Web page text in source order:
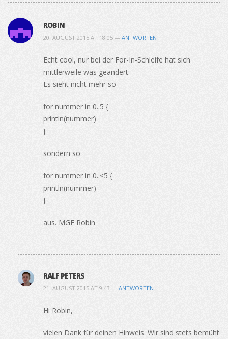
ROBIN
20. AUGUST 2015 AT 18:05 — ANTWORTEN
Echt cool, nur bei der For-In-Schleife hat sich
mittlerweile was geändert:
Es sieht nicht mehr so
for nummer in 0..5 {
println(nummer)
}
sondern so
for nummer in 0..<5 {
println(nummer)
}
aus. MGF Robin
RALF PETERS
21. AUGUST 2015 AT 9:43 — ANTWORTEN
Hi Robin,
vielen Dank für deinen Hinweis. Wir sind stets bemüht